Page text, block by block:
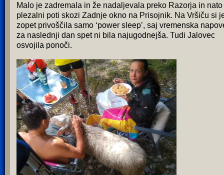
Malo je zadremala in že nadaljevala preko Razorja in nato
plezalni poti skozi Zadnje okno na Prisojnik. Na Vršiču si
zopet privoščila samo ‘power sleep’, saj vremenska
za naslednji dan spet ni bila najugodnejša. Tudi Jalovec
osvojila ponoči.